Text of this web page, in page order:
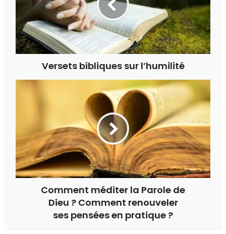
Versets bibliques sur l’humilité
Comment méditer la Parole de
Dieu ? Comment renouveler
ses pensées en pratique ?